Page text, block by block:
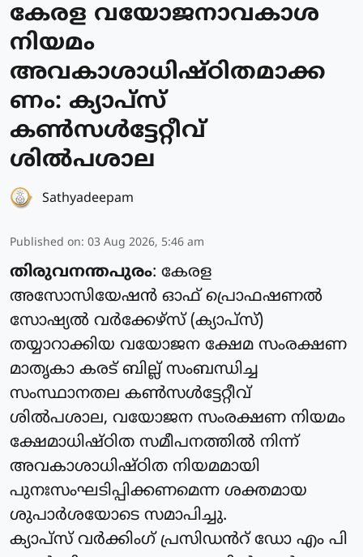
കേരള വയോജനാവകാശ
നിയമം
അവകാശാധിഷ്ഠിതമാക്ക
ണം: ക്യാപ്സ്
കൺസൾട്ടേറ്റീവ്
ശിൽപശാല
Sathyadeepam
Published on: 03 Aug 2026, 5:46 am
തിരുവനന്തപുരം: കേരള
അസോസിയേഷൻ ഓഫ് പ്രൊഫഷണൽ
സോഷ്യൽ വർക്കേഴ്സ് (ക്യാപ്‌സ്)
തയ്യാറാക്കിയ വയോജന ക്ഷേമ സംരക്ഷണ
മാതൃകാ കരട് ബില്ല് സംബന്ധിച്ച
സംസ്ഥാനതല കൺസൾട്ടേറ്റീവ്
ശിൽപശാല, വയോജന സംരക്ഷണ നിയമം
ക്ഷേമാധിഷ്ഠിത സമീപനത്തിൽ നിന്ന്
അവകാശാധിഷ്ഠിത നിയമമായി
പുനഃസംഘടിപ്പിക്കണമെന്ന ശക്തമായ
ശുപാർശയോടെ സമാപിച്ചു.
ക്യാപ്‌സ് വർക്കിംഗ്‌ പ്രസിഡൻറ് ഡോ എം പി